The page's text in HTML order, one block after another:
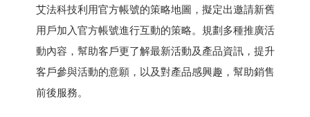
艾法科技利用官方帳號的策略地圖，擬定出邀請新舊
用戶加入官方帳號進行互動的策略。規劃多種推廣活
動內容，幫助客戶更了解最新活動及產品資訊，提升
客戶參與活動的意願，以及對產品感興趣，幫助銷售
前後服務。